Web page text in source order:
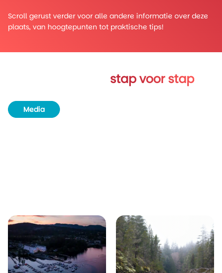
Scroll gerust verder voor alle andere informatie over deze
plaats, van hoogtepunten tot praktische tips!
stap voor stap
Media